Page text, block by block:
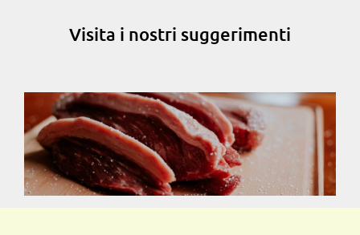
Visita i nostri suggerimenti